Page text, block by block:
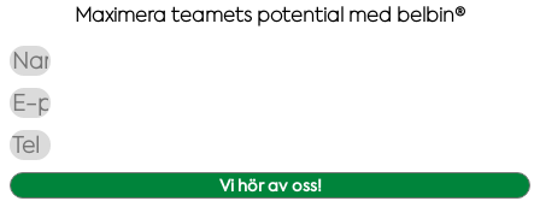
Maximera teamets potential med belbin®
Vi hör av oss!